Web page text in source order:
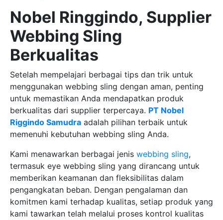
Nobel Ringgindo, Supplier
Webbing Sling
Berkualitas
Setelah mempelajari berbagai tips dan trik untuk
menggunakan webbing sling dengan aman, penting
untuk memastikan Anda mendapatkan produk
berkualitas dari supplier terpercaya. PT Nobel
Riggindo Samudra adalah pilihan terbaik untuk
memenuhi kebutuhan webbing sling Anda.
Kami menawarkan berbagai jenis webbing sling,
termasuk eye webbing sling yang dirancang untuk
memberikan keamanan dan fleksibilitas dalam
pengangkatan beban. Dengan pengalaman dan
komitmen kami terhadap kualitas, setiap produk yang
kami tawarkan telah melalui proses kontrol kualitas